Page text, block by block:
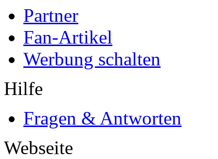
Partner
Fan-Artikel
Werbung schalten
Hilfe
Fragen & Antworten
Webseite